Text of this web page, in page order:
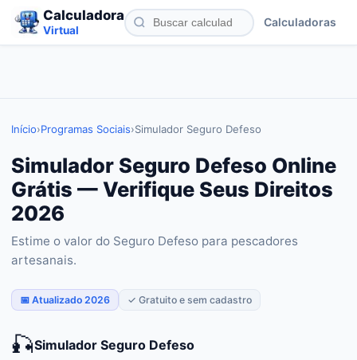
Calculadora
Virtual
Calculadoras
Início›Programas Sociais›Simulador Seguro Defeso
Simulador Seguro Defeso Online
Grátis — Verifique Seus Direitos
2026
Estime o valor do Seguro Defeso para pescadores
artesanais.
📅 Atualizado 2026 ✓ Gratuito e sem cadastro
🎣Simulador Seguro Defeso